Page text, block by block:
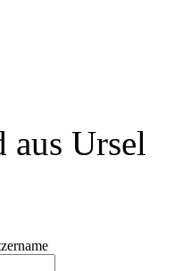
aus Ursel